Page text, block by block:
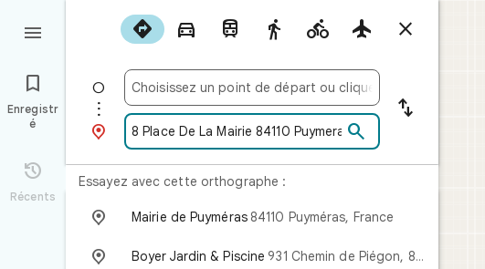
      


 

Essayez avec cette orthographe :
 Mairie de Puyméras 84110 Puyméras, France
 Boyer Jardin & Piscine 931 Chemin de Piégon, 84110 Puyméras, France


Enregistr
é

Récents